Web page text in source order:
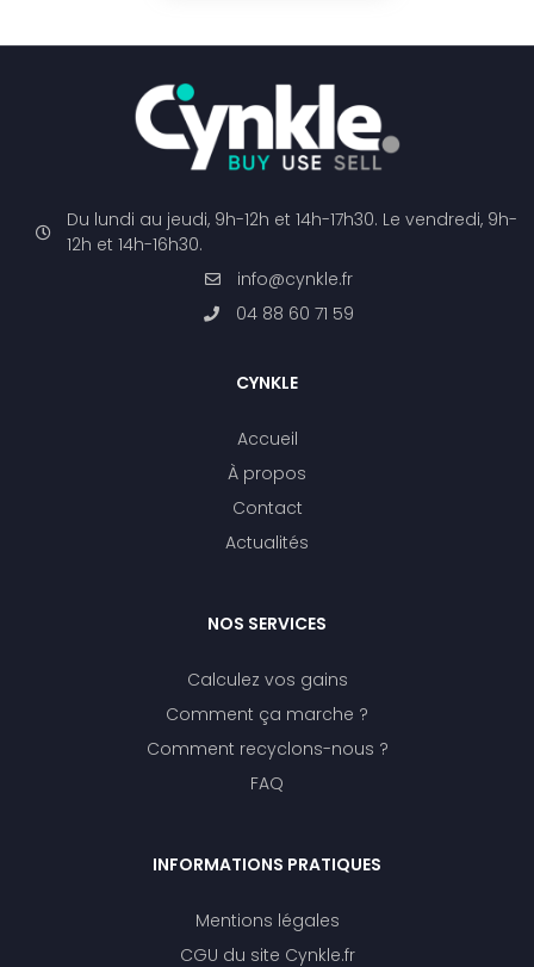
Du lundi au jeudi, 9h-12h et 14h-17h30. Le vendredi, 9h-
12h et 14h-16h30.
info@cynkle.fr
04 88 60 71 59
CYNKLE
Accueil
À propos
Contact
Actualités
NOS SERVICES
Calculez vos gains
Comment ça marche ?
Comment recyclons-nous ?
FAQ
INFORMATIONS PRATIQUES
Mentions légales
CGU du site Cynkle.fr